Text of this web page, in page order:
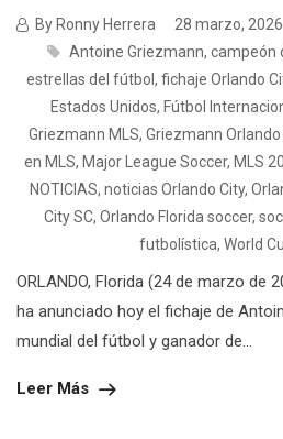
By Ronny Herrera
28 marzo, 2026
Antoine Griezmann, campeón
estrellas del fútbol , fichaje Orlando
Estados Unidos, Fútbol
Griezmann MLS, Griezmann Orlando
en MLS, Major League Soccer, MLS
NOTICIAS, noticias Orlando City,
City SC, Orlando Florida soccer,
futbolística, World
ORLANDO, Florida (24 de marzo de
ha anunciado hoy el fichaje de
mundial del fútbol y ganador de...
Leer Más